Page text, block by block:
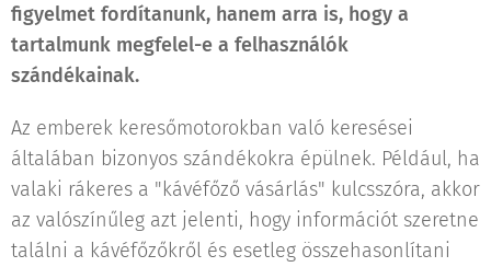
figyelmet fordítanunk, hanem arra is, hogy a
tartalmunk megfelel-e a felhasználók
szándékainak.
Az emberek keresőmotorokban való keresései
általában bizonyos szándékokra épülnek. Például, ha
valaki rákeres a "kávéfőző vásárlás" kulcsszóra, akkor
az valószínűleg azt jelenti, hogy információt szeretne
találni a kávéfőzőkről és esetleg összehasonlítani